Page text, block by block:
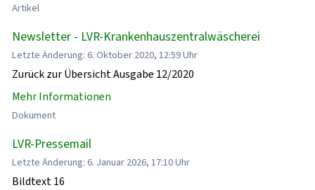
Artikel
Newsletter - LVR-Krankenhauszentralwäscherei
Letzte Änderung: 6. Oktober 2020, 12:59 Uhr
Zurück zur Übersicht Ausgabe 12/2020
Mehr Informationen
Dokument
LVR-Pressemail
Letzte Änderung: 6. Januar 2026, 17:10 Uhr
Bildtext 16